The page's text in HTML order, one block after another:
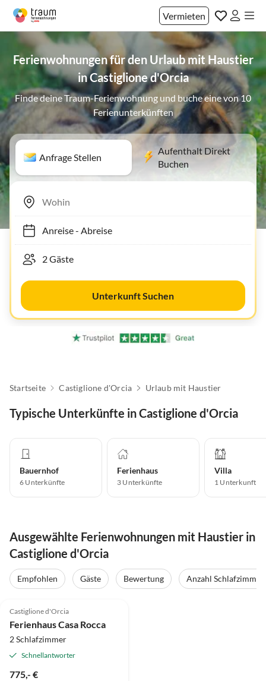
Vermieten
Ferienwohnungen für den Urlaub mit Haustier
in Castiglione d'Orcia
Finde deine Traum-Ferienwohnung und buche eine von 10
Ferienunterkünften
Anfrage Stellen
Aufenthalt Direkt
Buchen
Anreise- Abreise
Unterkunft Suchen
Startseite Castiglione d'Orcia Urlaub mit Haustier
Typische Unterkünfte in Castiglione d'Orcia
Bauernhof
6 Unterkünfte
Ferienhaus
3 Unterkünfte
Villa
1 Unterkunft
Ausgewählte Ferienwohnungen mit Haustier in
Castiglione d'Orcia
Empfohlen Gäste Bewertung Anzahl Schlafzimmer
Top-Inserat
Castiglione d'Orcia
Ferienhaus Casa Rocca
2 Schlafzimmer
Schnellantworter
775,- €